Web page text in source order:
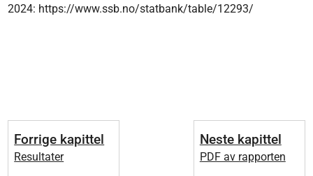
2024: https://www.ssb.no/statbank/table/12293/
Forrige kapittel
Resultater
Neste kapittel
PDF av rapporten